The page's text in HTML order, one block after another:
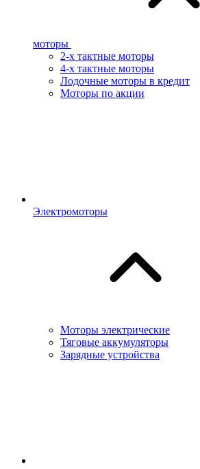
моторы
2-х тактные моторы
4-х тактные моторы
Лодочные моторы в кредит
Моторы по акции
Электромоторы
Моторы электрические
Тяговые аккумуляторы
Зарядные устройства